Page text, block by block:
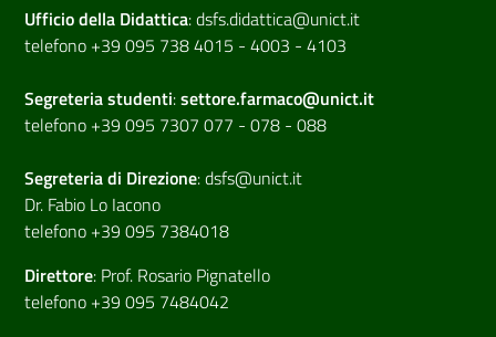
Ufficio della Didattica:dsfs.didattica@unict.it
telefono +39 095 738 4015 - 4003 - 4103
Segreteria studenti:settore.farmaco@unict.it
telefono +39 095 7307 077 - 078 - 088
Segreteria di Direzione:dsfs@unict.it
Dr. Fabio Lo Iacono
telefono +39 095 7384018
Direttore: Prof. Rosario Pignatello
telefono +39 095 7484042